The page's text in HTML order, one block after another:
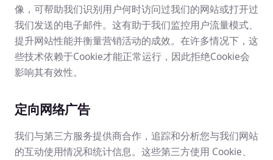
像，可帮助我们识别用户何时访问过我们的网站或打开过
我们发送的电子邮件。这有助于我们监控用户流量模式、
提升网站性能并衡量营销活动的成效。在许多情况下，这
些技术依赖于Cookie才能正常运行，因此拒绝Cookie会
影响其有效性。
定向网络广告
我们与第三方服务提供商合作，追踪和分析您与我们网站
的互动使用情况和统计信息。这些第三方使用 Cookie、